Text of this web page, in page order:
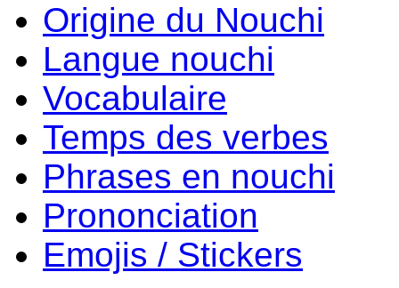
Origine du Nouchi
Langue nouchi
Vocabulaire
Temps des verbes
Phrases en nouchi
Prononciation
Emojis / Stickers